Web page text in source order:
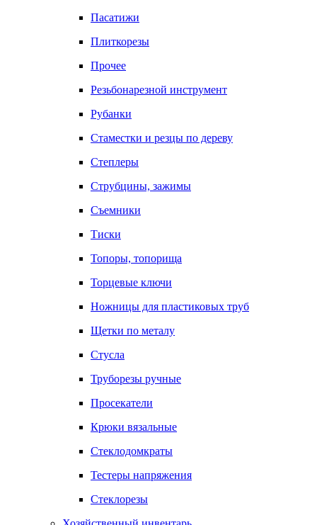
Пасатижи
Плиткорезы
Прочее
Резьбонарезной инструмент
Рубанки
Стаместки и резцы по дереву
Степлеры
Струбцины, зажимы
Съемники
Тиски
Топоры, топорища
Торцевые ключи
Ножницы для пластиковых труб
Щетки по металу
Стусла
Труборезы ручные
Просекатели
Крюки вязальные
Стеклодомкраты
Тестеры напряжения
Стеклорезы